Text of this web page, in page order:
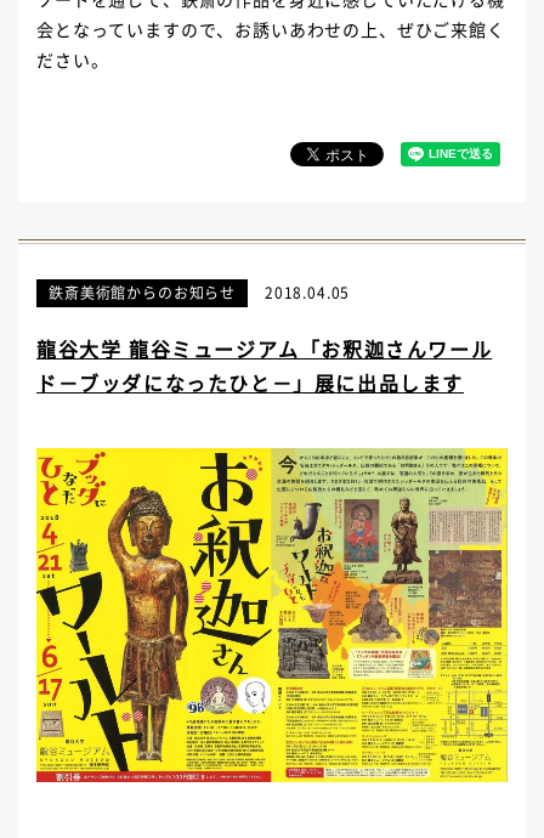
会となっていますので、お誘いあわせの上、ぜひご来館く
ださい。
鉄斎美術館からのお知らせ 2018.04.05
龍谷大学 龍谷ミュージアム「お釈迦さんワール
ド－ブッダになったひと－」展に出品します